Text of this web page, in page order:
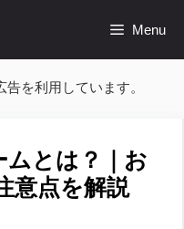
Menu
を利用しています。
ムとは？｜お
意点を解説